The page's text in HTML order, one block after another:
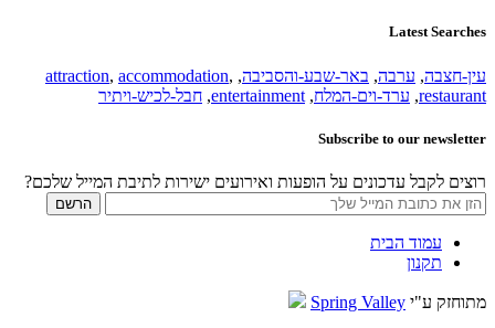
Latest Searches
עין-חצבה, ערבה, באר-שבע-והסביבה,
attraction, accommodation,
restaurant
, ערד-וים-המלח,
entertainment
, חבל-לכיש-ויתיר
Subscribe to our newsletter
רוצים לקבל עדכונים על הופעות ואירועים ישירות לתיבת המייל שלכם?
עמוד הבית
תקנון
מתוחזק ע"י Spring Valley